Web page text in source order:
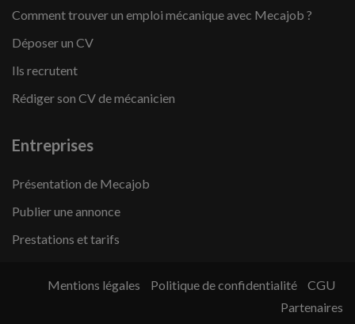
Comment trouver un emploi mécanique avec Mecajob ?
Déposer un CV
Ils recrutent
Rédiger son CV de mécanicien
Entreprises
Présentation de Mecajob
Publier une annonce
Prestations et tarifs
Mentions légales Politique de confidentialité
CGU
Partenaires